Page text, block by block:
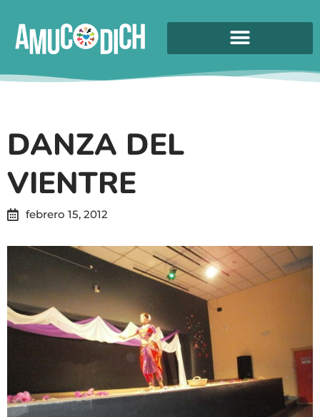
DANZA DEL
VIENTRE
febrero 15, 2012